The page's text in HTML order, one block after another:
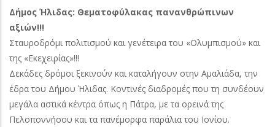
Δήμος Ήλιδας: Θεματοφύλακας πανανθρώπινων
αξιών!!!
Σταυροδρόμι πολιτισμού και γενέτειρα του «Ολυμπισμού» και
της «Εκεχειρίας»!!!
Δεκάδες δρόμοι ξεκινούν και καταλήγουν στην Αμαλιάδα, την
έδρα του Δήμου Ήλιδας. Κοντινές διαδρομές που τη συνδέουν
μεγάλα αστικά κέντρα όπως η Πάτρα, με τα ορεινά της
Πελοποννήσου και τα πανέμορφα παράλια του Ιονίου.